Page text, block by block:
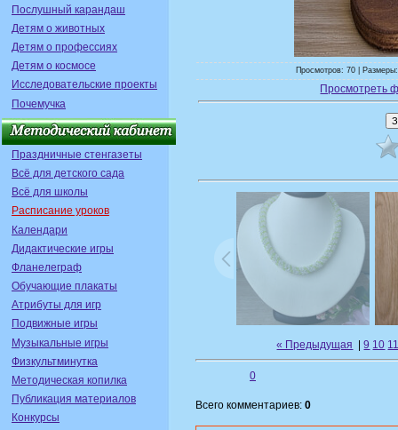
Послушный карандаш
Детям о животных
Детям о профессиях
Детям о космосе
Исследовательские проекты
Почемучка
Праздничные стенгазеты
Всё для детского сада
Всё для школы
Расписание уроков
Календари
Дидактические игры
Фланелеграф
Обучающие плакаты
Атрибуты для игр
Подвижные игры
Музыкальные игры
Физкультминутка
Методическая копилка
Публикация материалов
Конкурсы
Просмотров: 70 |
Просмотреть
« Предыдущая |9 10
0
Всего комментариев: 0